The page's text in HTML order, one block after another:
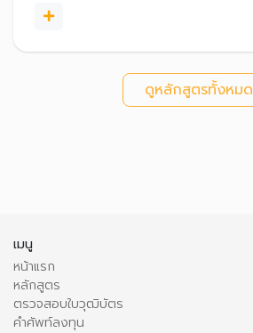
ดูหลักสูตรทั้งหมด
เมนู
หน้าแรก
หลักสูตร
ตรวจสอบใบวุฒิบัตร
คำศัพท์ลงทุน